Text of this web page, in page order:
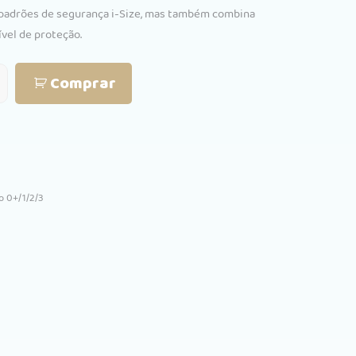
de segurança i-Size, mas também combina
de proteção.
Comprar
0+/1/2/3